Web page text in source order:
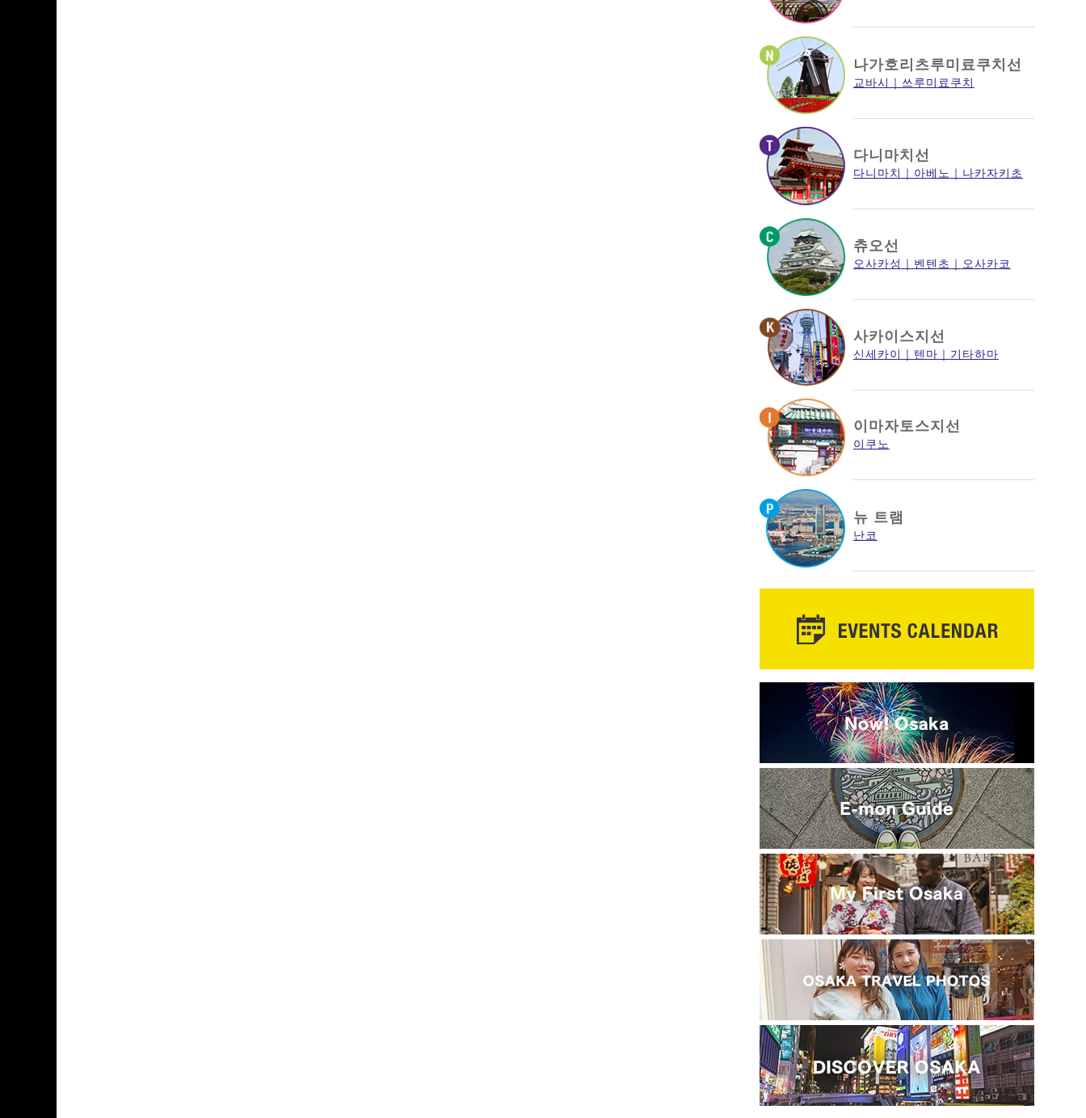
나가호리츠루미료쿠치선
교바시 쓰루미료쿠치
다니마치선
다니마치 아베노 나카자키초
츄오선
오사카성 벤텐초 오사카코
사카이스지선
신세카이 텐마 기타하마
이마자토스지선
이쿠노
뉴 트램
난코